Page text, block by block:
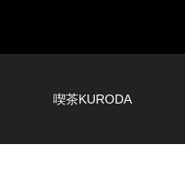
喫茶KURODA